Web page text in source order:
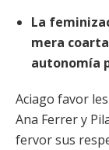
La
mera
autonomía
Aciago favor
Ana Ferrer y
fervor sus